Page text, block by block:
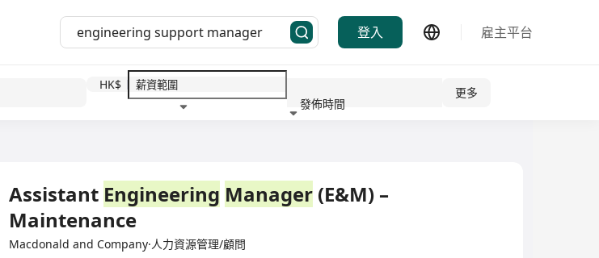
登入 雇主平台
HK$
發佈時間
更多
Assistant Engineering Manager (E&M) –
Maintenance
Macdonald and Company·人力資源管理/顧問